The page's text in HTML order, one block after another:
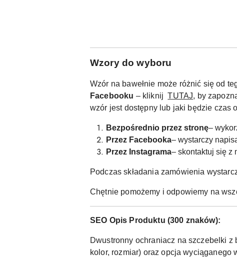
Wzory do wyboru
Wzór na bawełnie może różnić się od
Facebooku – kliknij TUTAJ, by
wzór jest dostępny lub jaki będzie czas
Bezpośrednio przez stronę–
Przez Facebooka– wystarczy
Przez Instagrama– skontaktuj się z
Podczas składania zamówienia
Chętnie pomożemy i odpowiemy na
SEO Opis Produktu (300 znaków):
Dwustronny ochraniacz na szczebelki z
kolor, rozmiar) oraz opcja wyciąganego